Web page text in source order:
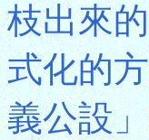
枝出來
式化的
義公設